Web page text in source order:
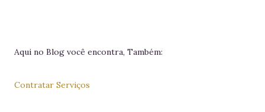
Aqui no Blog você encontra, Também:
Contratar Serviços